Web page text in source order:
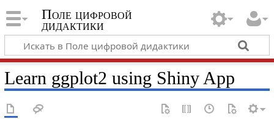
Поле цифровой
дидактики
Learn ggplot2 using Shiny App